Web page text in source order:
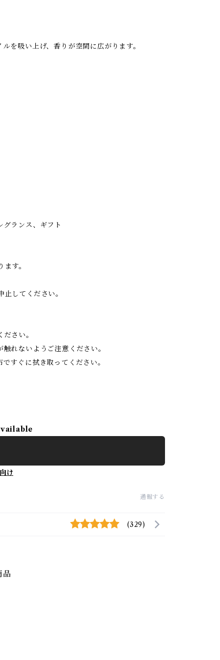
を吸い上げ、香りが空間に広がります。
ランス、ギフト
す。
してください。
さい。
れないようご注意ください。
すぐに拭き取ってください。
け
通報する
(329)
品